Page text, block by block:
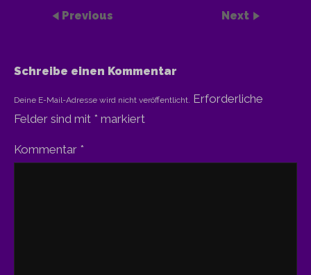
Previous Next
Schreibe einen Kommentar
Deine E-Mail-Adresse wird nicht veröffentlicht. Erforderliche
Felder sind mit * markiert
Kommentar *